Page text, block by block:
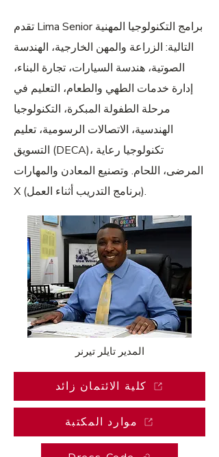
تقدم Lima Senior برامج التكنولوجيا المهنية
التالية: الزراعة والمهن الخارجية، الهندسة
الصوتية، هندسة السيارات، تجارة البناء،
إدارة خدمات الطهي والطعام، التعليم في
مرحلة الطفولة المبكرة، التكنولوجيا
الهندسية، الاتصالات الرسومية، تعليم
التسويق (DECA)، تكنولوجيا رعاية
المرضى، اللحام. وتصنيع المعادن والمهارات
X (برنامج التدريب أثناء العمل).
المدير تايلر تيرنر
كلية الائتمان زائد
موارد المكتبة